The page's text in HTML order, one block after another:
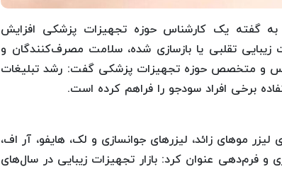
گفته یک کارشناس حوزه تجهیزات پزشکی افزایش
زیبایی تقلبی یا بازسازی‌ شده، سلامت مصرف‌کنندگان و
و متخصص حوزه تجهیزات پزشکی گفت: رشد تبلیغات
برخی افراد سودجو را فراهم کرده است.
لیزر موهای زائد، لیزرهای جوانسازی و لک، هایفو، آر اف،
و فرم‌دهی عنوان کرد: بازار تجهیزات زیبایی در سال‌های